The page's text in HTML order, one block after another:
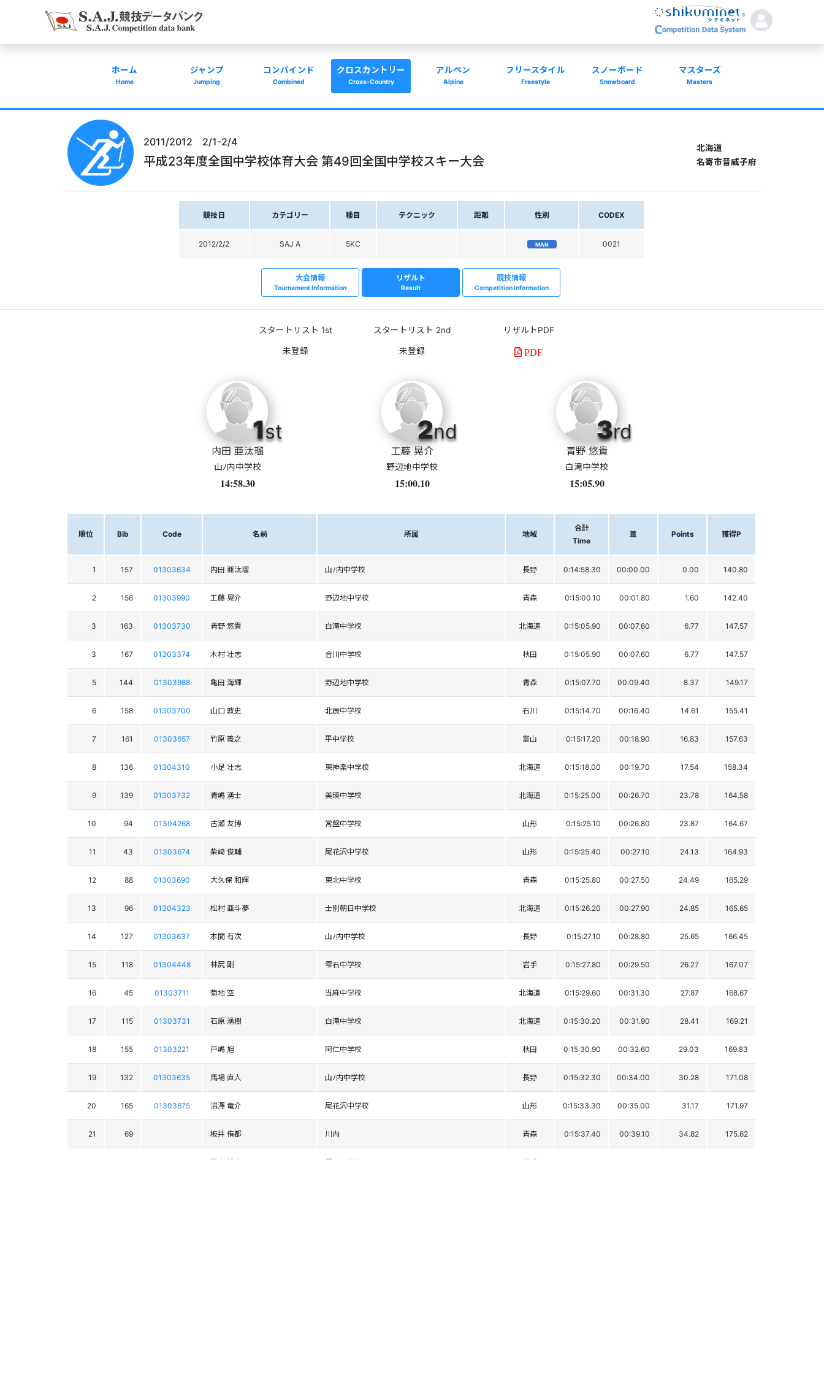
ホーム
Home
ジャンプ
Jumping
コンバインド
Combined
クロスカントリー
Cross-Country
アルペン
Alpine
フリースタイル
Freestyle
スノーボード
Snowboard
マスターズ
Masters
2011/2012 2/1-2/4
平成23年度全国中学校体育大会 第49回全国中学校スキー大会
北海道
名寄市音威子府
競技日 カテゴリー 種目 テクニック 距離 性別 CODEX
2012/2/2 SAJ A 5KC MAN 0021
大会情報
Tournament Information
リザルト
Result
競技情報
Competition Information
スタートリスト 1st スタートリスト 2nd リザルトPDF
PDF
1st
内田 亜汰瑠
山ﾉ内中学校
14:58.30
2nd
工藤 晃介
野辺地中学校
15:00.10
3rd
青野 悠貴
白滝中学校
15:05.90
順位 Bib Code 名前 所属 地域
合計
Time
差 Points 獲得P
1 157 01303634 内田 亜汰瑠 山ﾉ内中学校 長野 0:14:58.30 00:00.00 0.00 140.80
2 156 01303990 工藤 晃介 野辺地中学校 青森 0:15:00.10 00:01.80 1.60 142.40
3 163 01303730 青野 悠貴 白滝中学校 北海道 0:15:05.90 00:07.60 6.77 147.57
3 167 01303374 木村 壮志 合川中学校 秋田 0:15:05.90 00:07.60 6.77 147.57
5 144 01303988 亀田 海輝 野辺地中学校 青森 0:15:07.70 00:09.40 8.37 149.17
6 158 01303700 山口 敦史 北辰中学校 石川 0:15:14.70 00:16.40 14.61 155.41
7 161 01303657 竹原 義之 平中学校 富山 0:15:17.20 00:18.90 16.83 157.63
8 136 01304310 小足 壮志 東神楽中学校 北海道 0:15:18.00 00:19.70 17.54 158.34
9 139 01303732 青嶋 湧士 美瑛中学校 北海道 0:15:25.00 00:26.70 23.78 164.58
10 94 01304268 古瀬 友博 常盤中学校 山形 0:15:25.10 00:26.80 23.87 164.67
11 43 01303674 柴﨑 俊輔 尾花沢中学校 山形 0:15:25.40 00:27.10 24.13 164.93
12 88 01303690 大久保 和輝 東北中学校 青森 0:15:25.80 00:27.50 24.49 165.29
13 96 01304323 松村 亜斗夢 士別朝日中学校 北海道 0:15:26.20 00:27.90 24.85 165.65
14 127 01303637 本間 有次 山ﾉ内中学校 長野 0:15:27.10 00:28.80 25.65 166.45
15 118 01304448 林尻 剛 雫石中学校 岩手 0:15:27.80 00:29.50 26.27 167.07
16 45 01303711 菊地 空 当麻中学校 北海道 0:15:29.60 00:31.30 27.87 168.67
17 115 01303731 石原 湧樹 白滝中学校 北海道 0:15:30.20 00:31.90 28.41 169.21
18 155 01303221 戸嶋 旭 阿仁中学校 秋田 0:15:30.90 00:32.60 29.03 169.83
19 132 01303635 馬場 直人 山ﾉ内中学校 長野 0:15:32.30 00:34.00 30.28 171.08
20 165 01303675 沼澤 竜介 尾花沢中学校 山形 0:15:33.30 00:35.00 31.17 171.97
21 69 板井 侑都 川内 青森 0:15:37.40 00:39.10 34.82 175.62
藤本 雄大 雫石中学校 岩手